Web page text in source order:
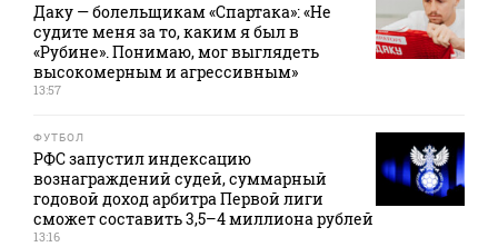
Даку — болельщикам «Спартака»: «Не
судите меня за то, каким я был в
«Рубине». Понимаю, мог выглядеть
высокомерным и агрессивным»
13:57
ФУТБОЛ
РФС запустил индексацию
вознаграждений судей, суммарный
годовой доход арбитра Первой лиги
сможет составить 3,5–4 миллиона рублей
13:16